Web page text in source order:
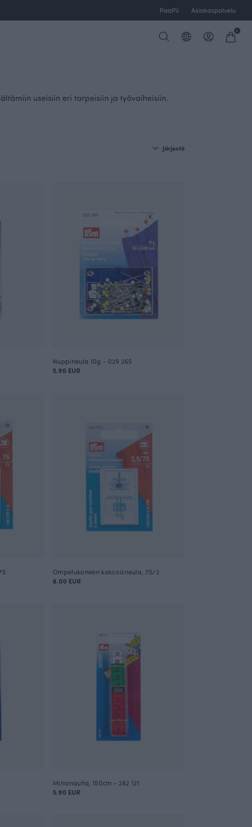
PaaPii Asiakaspalvelu
0
useisiin eri tarpeisiin ja työvaiheisiin.
Järjestä
Nuppineula 10g - 029 265
5.90 EUR
Ompelukoneen kaksoisneula, 75/2
8.00 EUR
Mittanauha, 150cm - 282 121
5.90 EUR